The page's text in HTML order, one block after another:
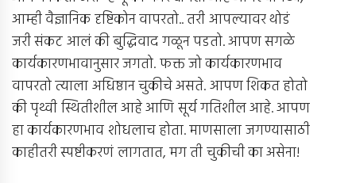
आम्ही वैज्ञानिक दृष्टिकोन वापरतो.. तरी आपल्यावर थोडं
जरी संकट आलं की बुद्धिवाद गळून पडतो. आपण सगळे
कार्यकारणभावानुसार जगतो. फक्त जो कार्यकारणभाव
वापरतो त्याला अधिष्ठान चुकीचे असते. आपण शिकत होतो
की पृथ्वी स्थितीशील आहे आणि सूर्य गतिशील आहे. आपण
हा कार्यकारणभाव शोधलाच होता. माणसाला जगण्यासाठी
काहीतरी स्पष्टीकरणं लागतात, मग ती चुकीची का असेना!